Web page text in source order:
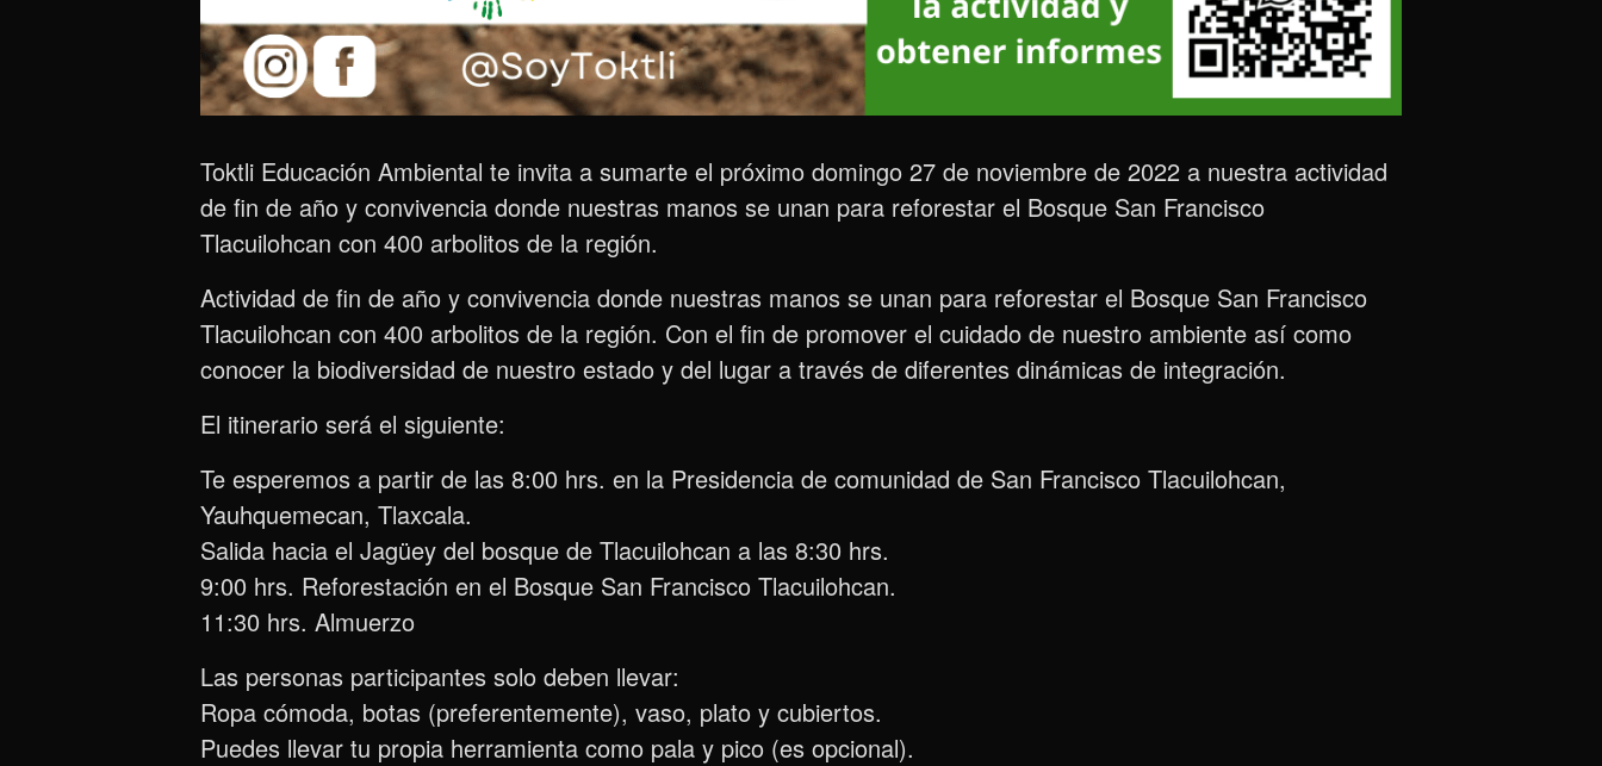
Toktli Educación Ambiental te invita a sumarte el próximo domingo 27 de noviembre de 2022 a nuestra actividad
de fin de año y convivencia donde nuestras manos se unan para reforestar el Bosque San Francisco
Tlacuilohcan con 400 arbolitos de la región.
Actividad de fin de año y convivencia donde nuestras manos se unan para reforestar el Bosque San Francisco
Tlacuilohcan con 400 arbolitos de la región. Con el fin de promover el cuidado de nuestro ambiente así como
conocer la biodiversidad de nuestro estado y del lugar a través de diferentes dinámicas de integración.
El itinerario será el siguiente:
Te esperemos a partir de las 8:00 hrs. en la Presidencia de comunidad de San Francisco Tlacuilohcan,
Yauhquemecan, Tlaxcala.
Salida hacia el Jagüey del bosque de Tlacuilohcan a las 8:30 hrs.
9:00 hrs. Reforestación en el Bosque San Francisco Tlacuilohcan.
11:30 hrs. Almuerzo
Las personas participantes solo deben llevar:
Ropa cómoda, botas (preferentemente), vaso, plato y cubiertos.
Puedes llevar tu propia herramienta como pala y pico (es opcional).